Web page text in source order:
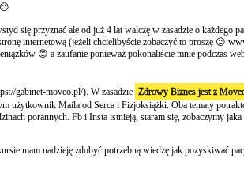
😉
się przyznać ale od już 4 lat walczę w zasadzie o każdego
internetową (jeżeli chcielibyście zobaczyć to proszę 😉
😊 a zaufanie ponieważ pokonaliście mnie podczas
gabinet-moveo.pl/). W zasadzie Zdrowy Biznes jest z
użytkownik Maila od Serca i Fizjoksiążki. Oba tematy
porannych. Fb i Insta istnieją, staram się, zobaczymy jaka
mam nadzieję zdobyć potrzebną wiedzę jak pozyskiwać